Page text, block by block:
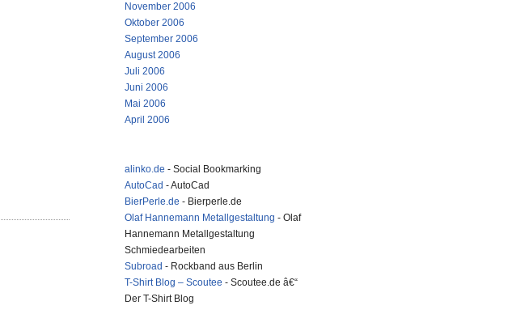
November 2006
Oktober 2006
September 2006
August 2006
Juli 2006
Juni 2006
Mai 2006
April 2006
alinko.de - Social Bookmarking
AutoCad - AutoCad
BierPerle.de - Bierperle.de
Olaf Hannemann Metallgestaltung - Olaf
Hannemann Metallgestaltung
Schmiedearbeiten
Subroad - Rockband aus Berlin
T-Shirt Blog – Scoutee - Scoutee.de â€“
Der T-Shirt Blog